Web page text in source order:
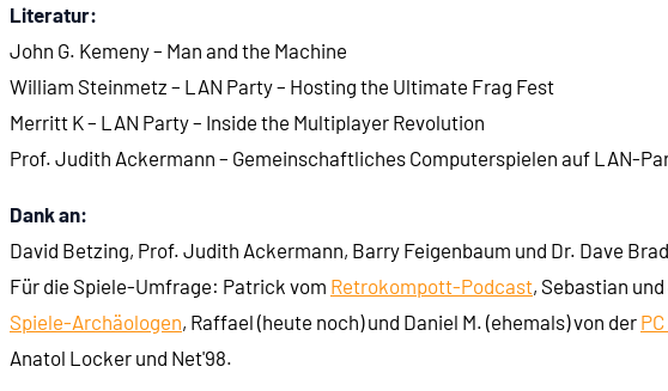
00:17:09
00:19:03 - Amiga-Spiele mit Nullmodem-Unterstützung
00:21:56 - Phänomen MIDI Maze (1987)
00:24:50 - Das erste LAN-Spiel für den PC: Snipes (1982)
00:27:13 - Weitere frühe LAN-Spiele für den PC
Literatur:
John G. Kemeny – Man and the Machine
William Steinmetz – LAN Party – Hosting the Ultimate Frag Fest
Merritt K – LAN Party – Inside the Multiplayer Revolution
Prof. Judith Ackermann – Gemeinschaftliches Computerspielen auf LAN-
Dank an:
David Betzing, Prof. Judith Ackermann, Barry Feigenbaum und Dr. Dave
Für die Spiele-Umfrage: Patrick vom Retrokompott-Podcast, Sebastian
Spiele-Archäologen, Raffael (heute noch) und Daniel M. (ehemals) von der
Anatol Locker und Net'98.